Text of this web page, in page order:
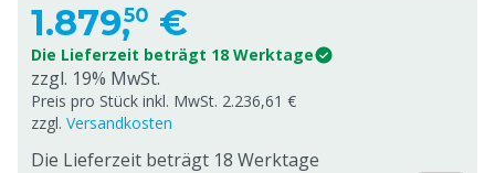
1.879,50 €
Die Lieferzeit beträgt 18 Werktage
zzgl. 19% MwSt.
Preis pro Stück inkl. MwSt. 2.236,61 €
zzgl. Versandkosten
Die Lieferzeit beträgt 18 Werktage